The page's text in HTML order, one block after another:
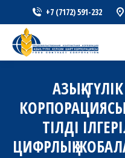
+7 (7172) 591-232
АЗЫҚ-
ТІЛДІ
ЦИФРЛЫҚ